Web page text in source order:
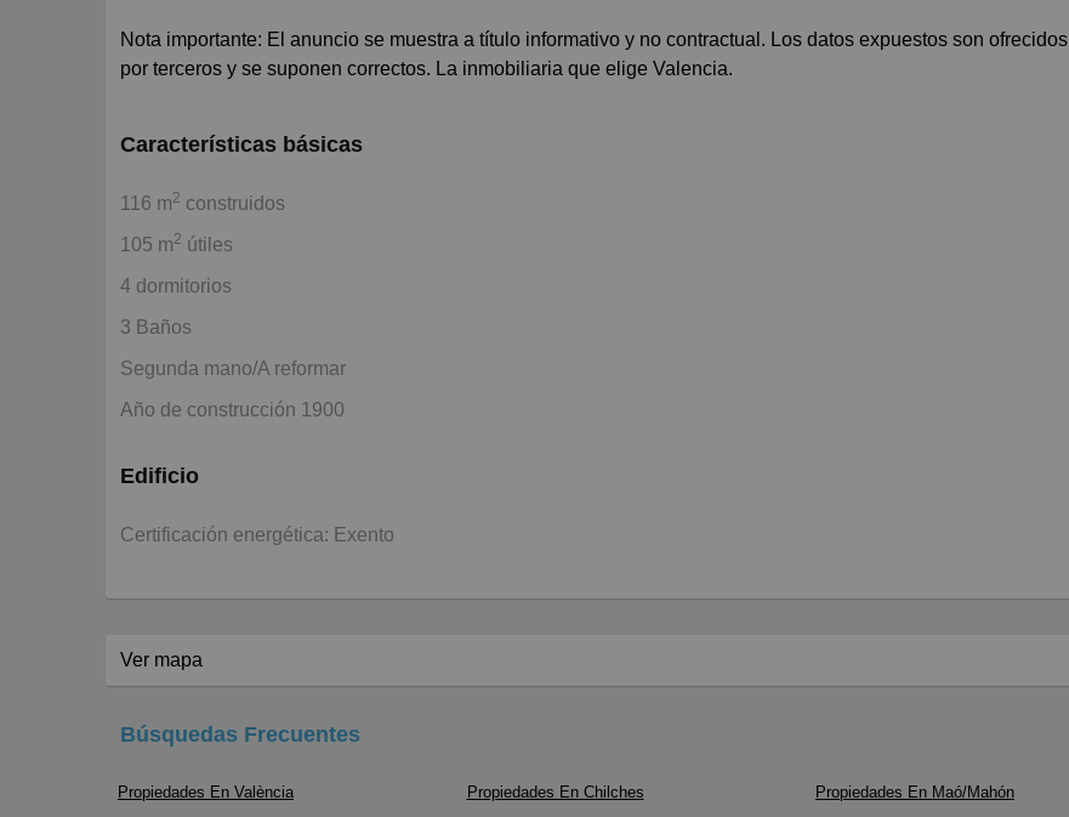
Nota importante: El anuncio se muestra a título informativo y no contractual. Los datos expuestos son ofrecidos
por terceros y se suponen correctos. La inmobiliaria que elige Valencia.
Características básicas
116 m2 construidos
105 m2 útiles
4 dormitorios
3 Baños
Segunda mano/A reformar
Año de construcción 1900
Edificio
Certificación energética: Exento
Ver mapa
Búsquedas Frecuentes
Propiedades En València Propiedades En Chilches Propiedades En Maó/Mahón